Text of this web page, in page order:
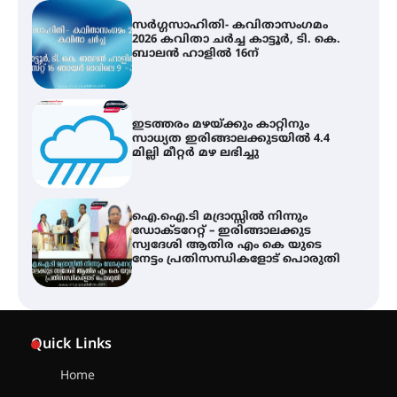
സർഗ്ഗസാഹിതി- കവിതാസംഗമം
2026 കവിതാ ചർച്ച കാട്ടൂർ, ടി. കെ.
ബാലൻ ഹാളിൽ 16ന്
ഇടത്തരം മഴയ്ക്കും കാറ്റിനും
സാധ്യത ഇരിങ്ങാലക്കുടയിൽ 4.4
മില്ലി മീറ്റർ മഴ ലഭിച്ചു
ഐ.ഐ.ടി മദ്രാസ്സിൽ നിന്നും
ഡോക്ടറേറ്റ് – ഇരിങ്ങാലക്കുട
സ്വദേശി ആതിര എം കെ യുടെ
നേട്ടം പ്രതിസന്ധികളോട് പൊരുതി
Quick Links
Home